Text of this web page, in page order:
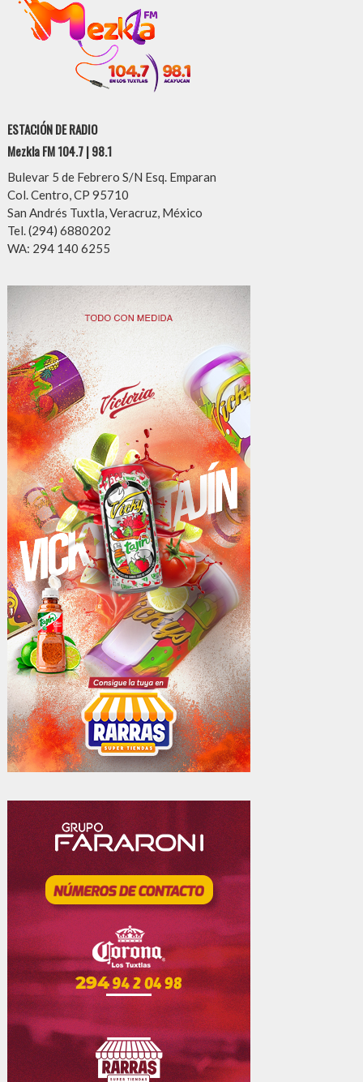
ESTACIÓN DE RADIO
Mezkla FM 104.7 | 98.1
Bulevar 5 de Febrero S/N Esq. Emparan
Col. Centro, CP 95710
San Andrés Tuxtla, Veracruz, México
Tel. (294) 6880202
WA: 294 140 6255